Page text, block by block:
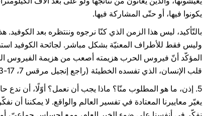
يكونوا فيها، أو حتّى المشاركة فيها.
بالتّأكيد، ليس هذا الزمن الذي كنّا نرجوه وننتظره بعد
وليس فقط للأطراف المعنيّة بشكل مباشر. لجائحة الكوفيد
المؤكّد أنّ فيروس الحرب هزيمته أصعب من هزيمة الفيروس
قلب الإنسان، الذي تفسده الخطيئة (راجع إنجيل مرقس 7، 17-23).
5. إذن، ما هو المطلوب منّا؟ ماذا يجب أن نعمل؟ أوّلًا، أن ندع
يغيّر معاييرنا المعتادة في تفسير العالم والواقع. لا